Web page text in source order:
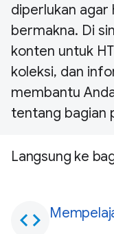
diperlukan agar
bermakna. Di
konten untuk
koleksi, dan
membantu
tentang bagian
Langsung ke
code